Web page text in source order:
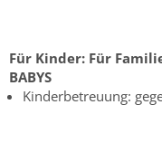
Für Kinder: Für
BABYS
Kinderbetreuung: